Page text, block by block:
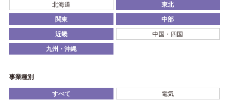
北海道 東北
関東 中部
近畿 中国・四国
九州・沖縄
事業種別
すべて 電気